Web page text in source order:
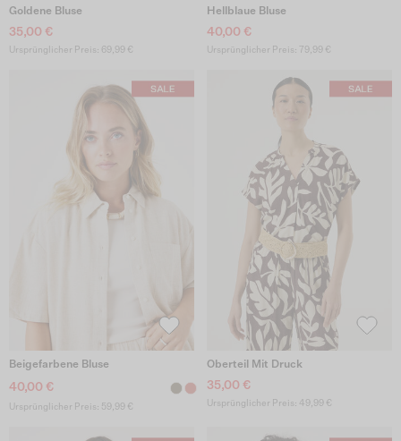
Goldene Bluse
35,00 €
Ursprünglicher Preis: 69,99 €
Hellblaue Bluse
40,00 €
Ursprünglicher Preis: 79,99 €
Beigefarbene Bluse
40,00 €
Ursprünglicher Preis: 59,99 €
Oberteil Mit Druck
35,00 €
Ursprünglicher Preis: 49,99 €